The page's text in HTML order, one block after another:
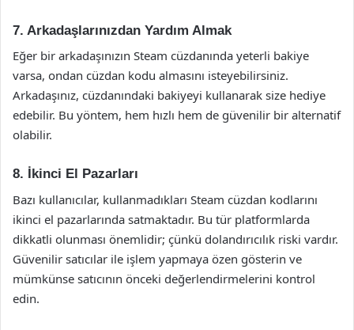
7. Arkadaşlarınızdan Yardım Almak
Eğer bir arkadaşınızın Steam cüzdanında yeterli bakiye
varsa, ondan cüzdan kodu almasını isteyebilirsiniz.
Arkadaşınız, cüzdanındaki bakiyeyi kullanarak size hediye
edebilir. Bu yöntem, hem hızlı hem de güvenilir bir alternatif
olabilir.
8. İkinci El Pazarları
Bazı kullanıcılar, kullanmadıkları Steam cüzdan kodlarını
ikinci el pazarlarında satmaktadır. Bu tür platformlarda
dikkatli olunması önemlidir; çünkü dolandırıcılık riski vardır.
Güvenilir satıcılar ile işlem yapmaya özen gösterin ve
mümkünse satıcının önceki değerlendirmelerini kontrol
edin.